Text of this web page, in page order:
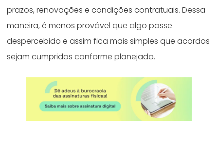
prazos, renovações e condições contratuais. Dessa
maneira, é menos provável que algo passe
despercebido e assim fica mais simples que acordos
sejam cumpridos conforme planejado.